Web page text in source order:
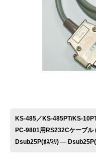
KS-485／KS-485PT/KS-
PC-9801用RS232Cケーブル
Dsub25P(ｵｽ/ﾐﾘ) ― Dsub25P(